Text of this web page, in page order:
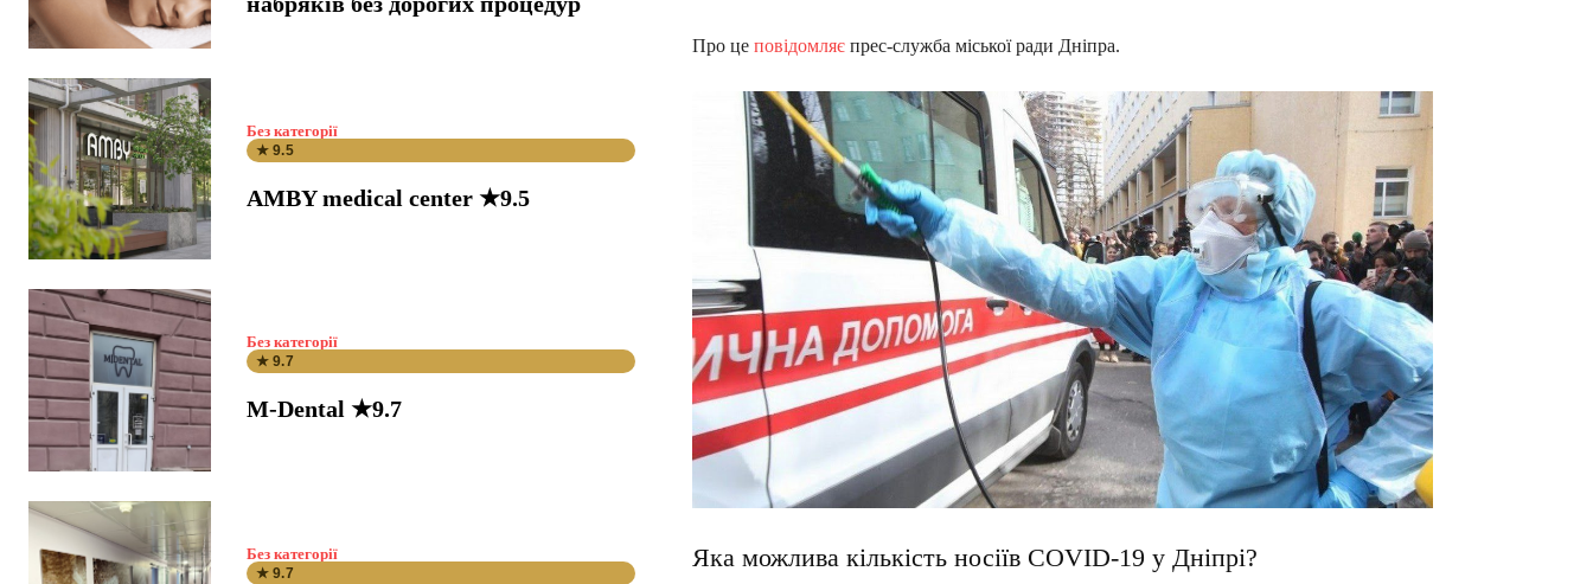
Без категорії
★ 9.5
AMBY medical center ★9.5
Без категорії
★ 9.7
M-Dental ★9.7
Без категорії
★ 9.7
Про це повідомляє прес-служба міської ради Дніпра.
Яка можлива кількість носіїв COVID-19 у Дніпрі?